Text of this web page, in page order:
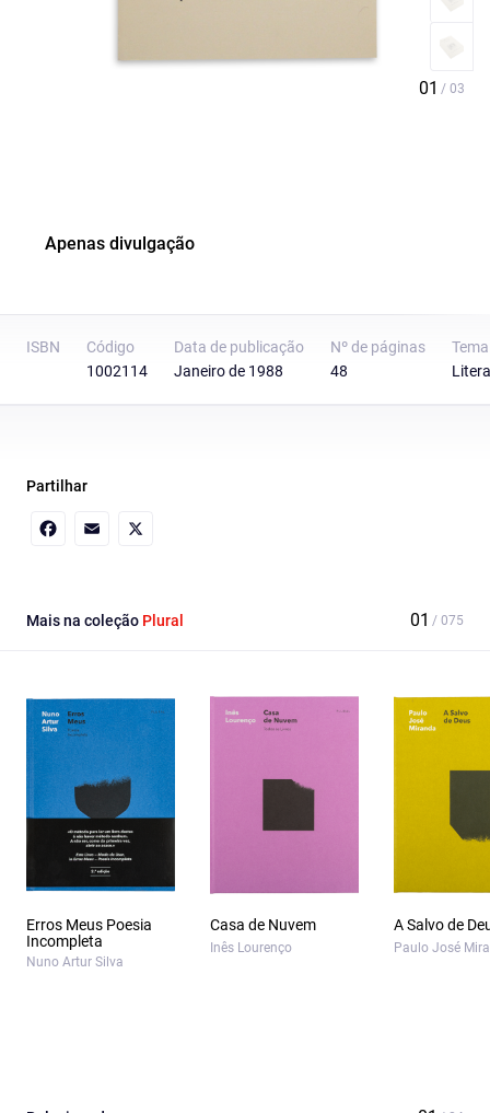
Apenas divulgação
ISBN
Código
1002114
Data de publicação
Janeiro de 1988
Nº de páginas
48
Tema
Partilhar
Mais na coleção Plural
Erros Meus Poesia
Incompleta
Nuno Artur Silva
Casa de Nuvem
Inês Lourenço
A Salvo de
Paulo José